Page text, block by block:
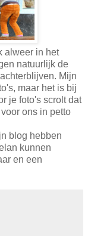
alweer in het
natuurlijk de
Mijn
maar het is bij
je foto's scrolt dat
ons in petto
blog hebben
kunnen
en een